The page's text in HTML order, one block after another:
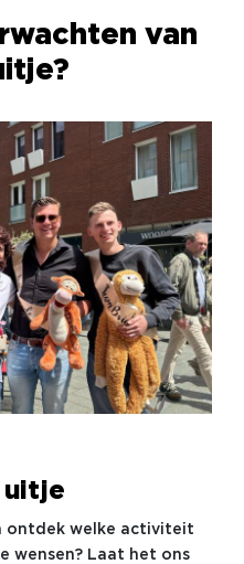
van
uitje
ontdek welke activiteit
wensen? Laat het ons